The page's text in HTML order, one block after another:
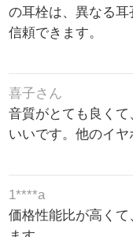
の耳栓は、異なる
信頼できます。
喜子さん
音質がとても良く
いいです。他のイヤ
1****a
価格性能比が高く